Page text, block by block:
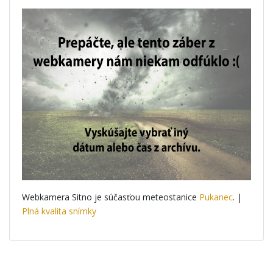
Webkamera Sitno je súčasťou meteostanice Pukanec. |
Plná kvalita snímky